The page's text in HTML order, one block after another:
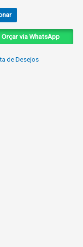
Orçar via WhatsApp
de Desejos